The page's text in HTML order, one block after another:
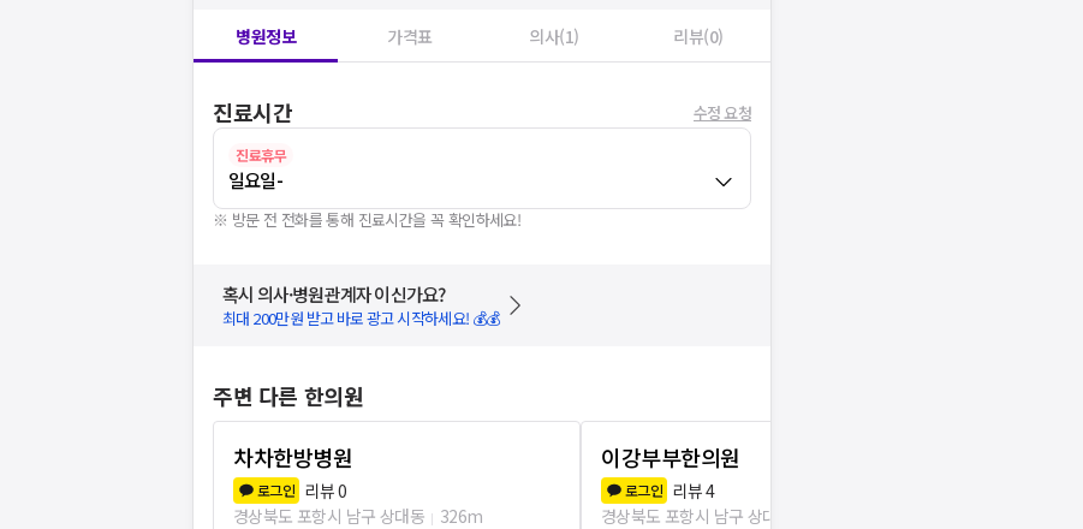
병원정보 가격표 의사(1) 리뷰(0)
진료시간 수정 요청
진료휴무
일요일-
※ 방문 전 전화를 통해 진료시간을 꼭 확인하세요!
혹시 의사·병원관계자 이신가요?
최대 200만원 받고 바로 광고 시작하세요! 💰💰
주변 다른 한의원
차차한방병원
로그인 리뷰0
경상북도 포항시 남구 상대동
326m
이강부부한의원
로그인 리뷰4
경상북도 포항시 남구 상대동